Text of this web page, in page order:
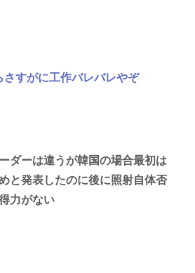
さすがに工作バレバレやぞ
ダーは違うが韓国の場合最初は
と発表したのに後に照射自体否
力がない